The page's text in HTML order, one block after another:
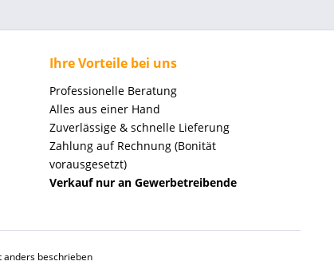
Ihre Vorteile bei uns
Professionelle Beratung
Alles aus einer Hand
Zuverlässige & schnelle Lieferung
Zahlung auf Rechnung (Bonität
vorausgesetzt)
Verkauf nur an Gewerbetreibende
anders beschrieben